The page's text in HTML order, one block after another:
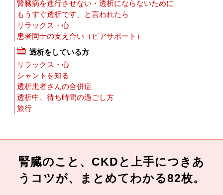
腎臓病を進行させない・透析にならないために
もうすぐ透析です、と言われたら
リラックス・心
患者同士の支え合い（ピアサポート）
透析をしている方
リラックス・心
シャントを知る
透析患者さんの合併症
透析中、待ち時間の過ごし方
旅行
腎臓のこと、CKDと上手につきあ
うコツが、まとめてわかる82枚。